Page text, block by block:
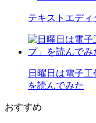
テキストエデ
日曜日は電子工
を読んでみた
おすすめ